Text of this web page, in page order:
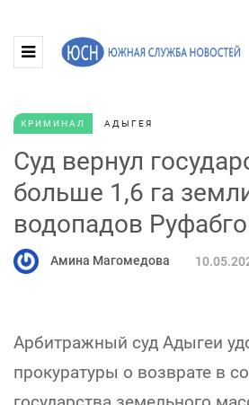
КРИМИНАЛ АДЫГЕЯ
Суд вернул
больше 1,6 га
водопадов
Амина Магомедова
Арбитражный суд Адыгеи
прокуратуры о возврате в